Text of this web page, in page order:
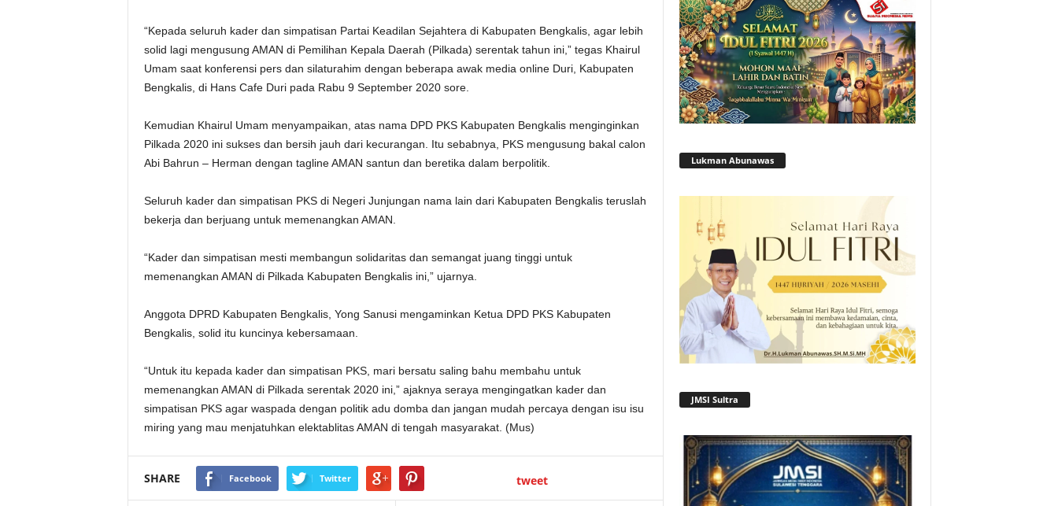
“Kepada seluruh kader dan simpatisan Partai Keadilan Sejahtera di Kabupaten Bengkalis, agar lebih
solid lagi mengusung AMAN di Pemilihan Kepala Daerah (Pilkada) serentak tahun ini,” tegas Khairul
Umam saat konferensi pers dan silaturahim dengan beberapa awak media online Duri, Kabupaten
Bengkalis, di Hans Cafe Duri pada Rabu 9 September 2020 sore.
Kemudian Khairul Umam menyampaikan, atas nama DPD PKS Kabupaten Bengkalis menginginkan
Pilkada 2020 ini sukses dan bersih jauh dari kecurangan. Itu sebabnya, PKS mengusung bakal calon
Abi Bahrun – Herman dengan tagline AMAN santun dan beretika dalam berpolitik.
Seluruh kader dan simpatisan PKS di Negeri Junjungan nama lain dari Kabupaten Bengkalis teruslah
bekerja dan berjuang untuk memenangkan AMAN.
“Kader dan simpatisan mesti membangun solidaritas dan semangat juang tinggi untuk
memenangkan AMAN di Pilkada Kabupaten Bengkalis ini,” ujarnya.
Anggota DPRD Kabupaten Bengkalis, Yong Sanusi mengaminkan Ketua DPD PKS Kabupaten
Bengkalis, solid itu kuncinya kebersamaan.
“Untuk itu kepada kader dan simpatisan PKS, mari bersatu saling bahu membahu untuk
memenangkan AMAN di Pilkada serentak 2020 ini,” ajaknya seraya mengingatkan kader dan
simpatisan PKS agar waspada dengan politik adu domba dan jangan mudah percaya dengan isu isu
miring yang mau menjatuhkan elektablitas AMAN di tengah masyarakat. (Mus)
SHARE Facebook Twitter tweet
Lukman Abunawas
JMSI Sultra